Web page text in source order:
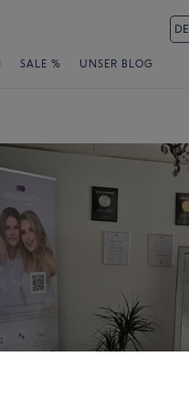
DE
SALE % UNSER BLOG